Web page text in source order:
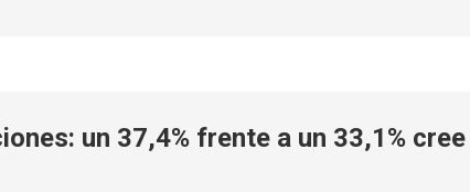
un 37,4% frente a un 33,1% cree